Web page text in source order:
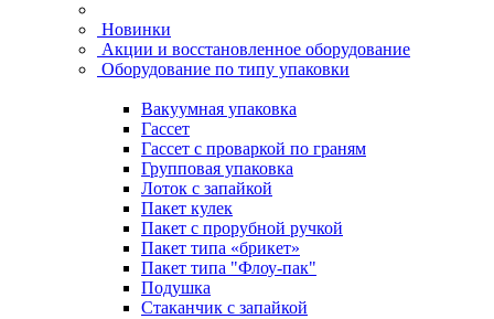
Новинки
Акции и восстановленное оборудование
Оборудование по типу упаковки
Вакуумная упаковка
Гассет
Гассет с проваркой по граням
Групповая упаковка
Лоток с запайкой
Пакет кулек
Пакет с прорубной ручкой
Пакет типа «брикет»
Пакет типа "Флоу-пак"
Подушка
Стаканчик с запайкой